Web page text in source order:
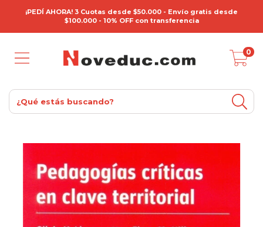
¡PEDÍ AHORA! 3 Cuotas desde $50.000 - Envío gratis desde
$100.000 - 10% OFF con transferencia
0